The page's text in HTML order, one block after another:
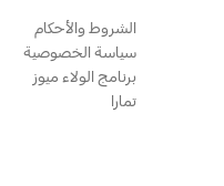
الشروط والأحكام
سياسة الخصوصية
برنامج الولاء ميوز
تمارا